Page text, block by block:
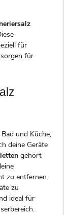
für
für
und Küche,
deine Geräte
gehört
zu entfernen
zu
ideal für